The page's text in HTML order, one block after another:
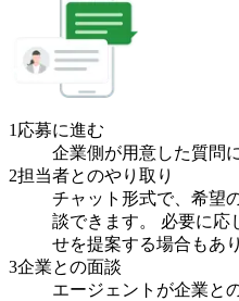
1 応募に進む
企業側が用意した質問
2担当者とのやり取り
チャット形式で、希望
談できます。 必要に応
せを提案する場合もあ
3企業との面談
エージェントが企業と